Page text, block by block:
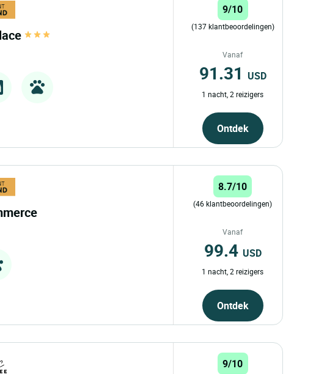
9/10
(137 klantbeoordelingen)
Vanaf
91.31 USD
1 nacht, 2 reizigers
Ontdek
8.7/10
(46 klantbeoordelingen)
Vanaf
99.4 USD
1 nacht, 2 reizigers
Ontdek
9/10